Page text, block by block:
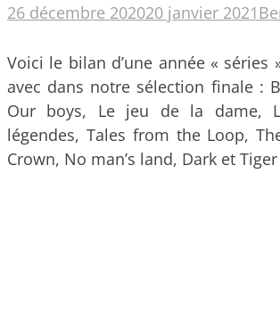
26 décembre 202020 janvier 2021
Voici le bilan d’une année « séries
avec dans notre sélection finale :
Our boys, Le jeu de la dame,
légendes, Tales from the Loop,
Crown, No man’s land, Dark et